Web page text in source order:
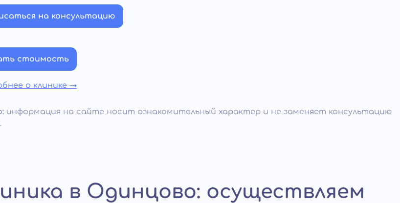
на консультацию
стоимость
о клинике →
информация на сайте носит ознакомительный характер и не заменяет консультацию
в Одинцово: осуществляем